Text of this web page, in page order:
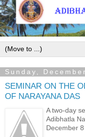
Sunday,
SEMINAR ON THE
OF NARAYANA DAS
A two-day
Adibhatla
December